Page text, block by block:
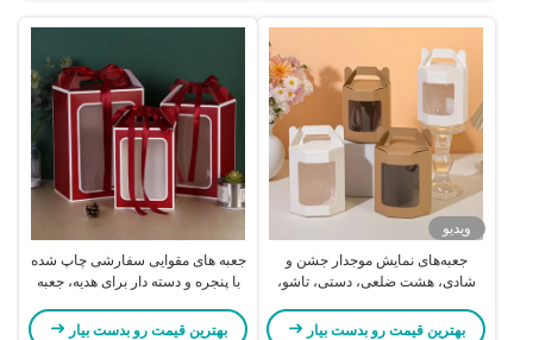
ویدیو
جعبه‌های نمایش موجدار جشن و
شادی، هشت ضلعی، دستی، تاشو،
بهترین قیمت رو بدست بیار
جعبه های مقوایی سفارشی چاپ شده
با پنجره و دسته دار برای هدیه، جعبه
بهترین قیمت رو بدست بیار